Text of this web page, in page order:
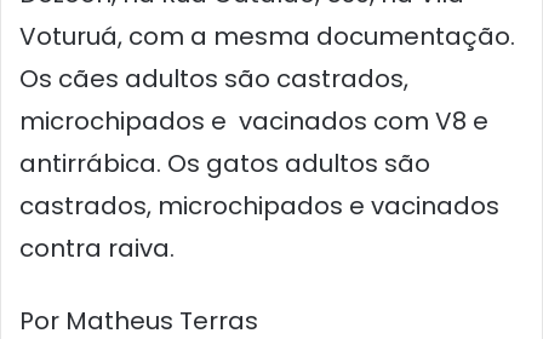
Voturuá, com a mesma documentação.
Os cães adultos são castrados,
microchipados e vacinados com V8 e
antirrábica. Os gatos adultos são
castrados, microchipados e vacinados
contra raiva.
Por Matheus Terras